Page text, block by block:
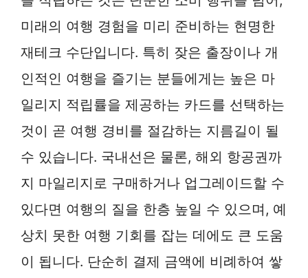
미래의 여행 경험을 미리 준비하는 현명한
재테크 수단입니다. 특히 잦은 출장이나 개
인적인 여행을 즐기는 분들에게는 높은 마
일리지 적립률을 제공하는 카드를 선택하는
것이 곧 여행 경비를 절감하는 지름길이 될
수 있습니다. 국내선은 물론, 해외 항공권까
지 마일리지로 구매하거나 업그레이드할 수
있다면 여행의 질을 한층 높일 수 있으며, 예
상치 못한 여행 기회를 잡는 데에도 큰 도움
이 됩니다. 단순히 결제 금액에 비례하여 쌓